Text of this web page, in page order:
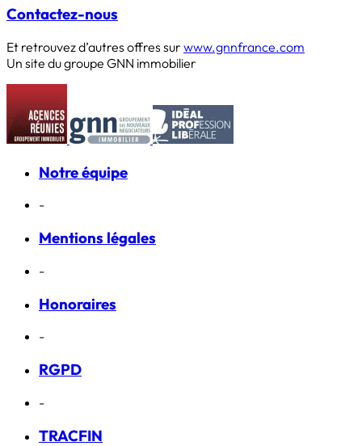
Contactez-nous
Et retrouvez d’autres offres sur www.gnnfrance.com
Un site du groupe GNN immobilier
Notre équipe
-
Mentions légales
-
Honoraires
-
RGPD
-
TRACFIN